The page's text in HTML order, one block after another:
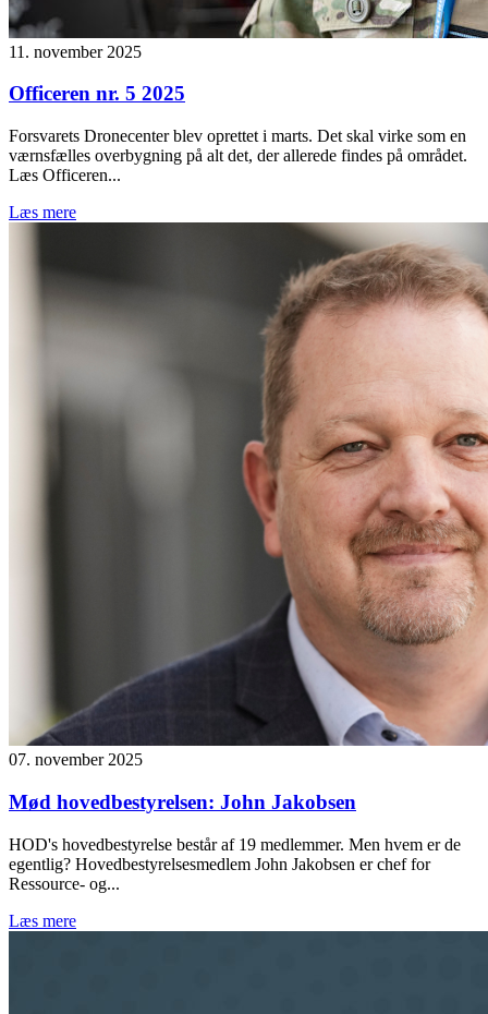
11. november 2025
Officeren nr. 5 2025
Forsvarets Dronecenter blev oprettet i marts. Det skal virke som en
værnsfælles overbygning på alt det, der allerede findes på området.
Læs Officeren...
Læs mere
07. november 2025
Mød hovedbestyrelsen: John Jakobsen
HOD's hovedbestyrelse består af 19 medlemmer. Men hvem er de
egentlig? Hovedbestyrelsesmedlem John Jakobsen er chef for
Ressource- og...
Læs mere